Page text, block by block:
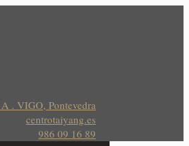
. VIGO, Pontevedra
centrotaiyang.es
986 09 16 89